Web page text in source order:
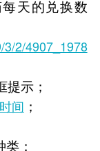
天的兑换数
2/4907_1978
示；
间 ；
；